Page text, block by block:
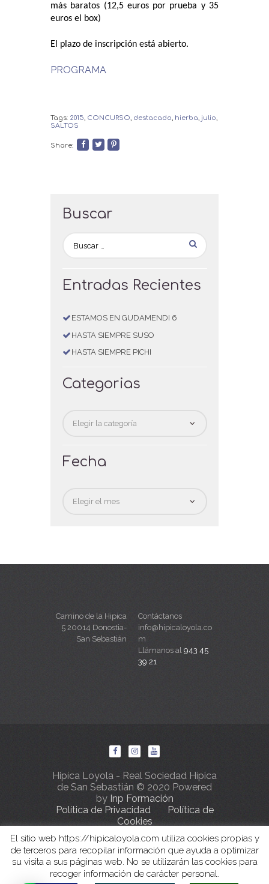
más baratos (12,5 euros por prueba y 35
euros el box)
El plazo de inscripción está abierto.
PROGRAMA
Tags: 2015 CONCURSO destacado hierba julio
SALTOS
Share:
Buscar
Entradas Recientes
ESTAMOS EN GUDAMENDI 6
HASTA SIEMPRE SUSO
HASTA SIEMPRE PICHI
Categorias
Fecha
Camino de la Hipica
5 20014 Donostia-
San Sebastián
Contáctanos
info@hipicaloyola.co
m
Llámanos al 943 45
39 21
Hipíca Loyola - Real Sociedad Hípica
de San Sebastián © 2020 Powered
by Inp Formación
Política de Privacidad
Política de
Cookies
El sitio web https://hipicaloyola.com utiliza cookies propias y
de terceros para recopilar información que ayuda a optimizar
su visita a sus páginas web. No se utilizarán las cookies para
recoger información de carácter personal.